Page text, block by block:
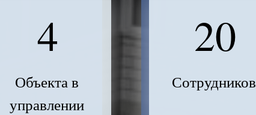
4
Объекта в
управлении
20
Сотрудников